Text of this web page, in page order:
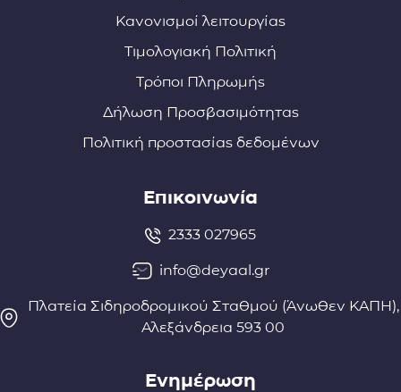
Κανονισμοί λειτουργίας
Τιμολογιακή Πολιτική
Τρόποι Πληρωμής
Δήλωση Προσβασιμότητας
Πολιτική προστασίας δεδομένων
Επικοινωνία
2333 027965
info@deyaal.gr
Πλατεία Σιδηροδρομικού Σταθμού (Άνωθεν ΚΑΠΗ),
Αλεξάνδρεια 593 00
Ενημέρωση